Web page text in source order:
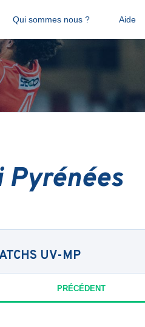
Qui sommes nous ? Aide
Pyrénées
UV-MP
PRÉCÉDENT